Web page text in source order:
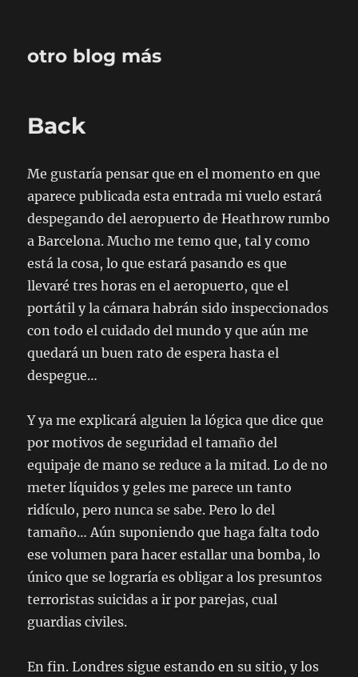
otro blog más
Back
Me gustaría pensar que en el momento en que
aparece publicada esta entrada mi vuelo estará
despegando del aeropuerto de Heathrow rumbo
a Barcelona. Mucho me temo que, tal y como
está la cosa, lo que estará pasando es que
llevaré tres horas en el aeropuerto, que el
portátil y la cámara habrán sido inspeccionados
con todo el cuidado del mundo y que aún me
quedará un buen rato de espera hasta el
despegue…
Y ya me explicará alguien la lógica que dice que
por motivos de seguridad el tamaño del
equipaje de mano se reduce a la mitad. Lo de no
meter líquidos y geles me parece un tanto
ridículo, pero nunca se sabe. Pero lo del
tamaño… Aún suponiendo que haga falta todo
ese volumen para hacer estallar una bomba, lo
único que se lograría es obligar a los presuntos
terroristas suicidas a ir por parejas, cual
guardias civiles.
En fin. Londres sigue estando en su sitio, y los